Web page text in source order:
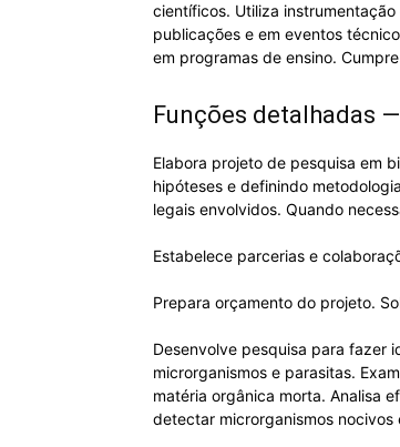
científicos. Utiliza
publicações e em eventos
em programas de ensino.
Funções detalhadas —
Elabora projeto de pesquisa em
hipóteses e definindo
legais envolvidos. Quando
Estabelece parcerias e
Prepara orçamento do projeto.
Desenvolve pesquisa para fazer
microrganismos e parasitas.
matéria orgânica morta. Analisa
detectar microrganismos